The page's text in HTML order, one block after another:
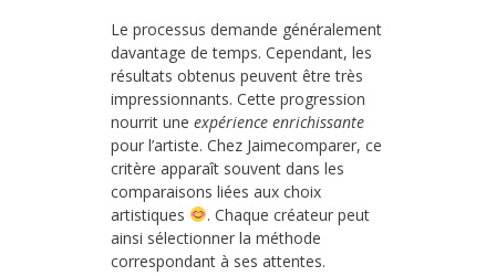
Le processus demande généralement
davantage de temps. Cependant, les
résultats obtenus peuvent être très
impressionnants. Cette progression
nourrit une expérience enrichissante
pour l’artiste. Chez Jaimecomparer, ce
critère apparaît souvent dans les
comparaisons liées aux choix
artistiques
. Chaque créateur peut
ainsi sélectionner la méthode
correspondant à ses attentes.